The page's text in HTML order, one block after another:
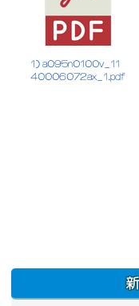
1) a095n0100v_11
40006072ax_1.pdf
:::